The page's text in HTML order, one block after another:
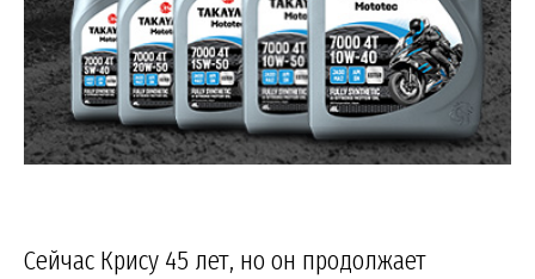
Сейчас Крису 45 лет, но он продолжает